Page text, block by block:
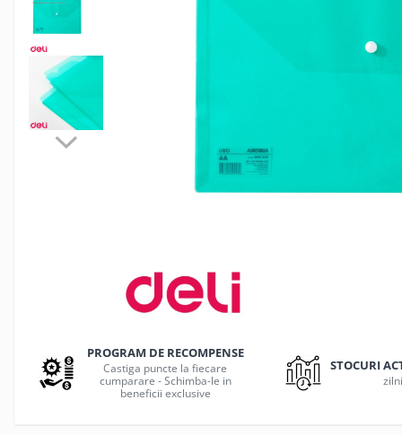
Jocuri de masa
Machiaj temporar si efecte speciale
Seturi si jocuri creative
Articole pentru creatori de
continut
Hub-uri si adaptoare Editare &
Munca mobila
Selfie Stickuri pentru Vlogging &
Nisip kinetic si modelabil
Fashion Items
Gamepad
PROGRAM DE RECOMPENSE
Castiga puncte la fiecare
cumparare - Schimba-le in
beneficii exclusive
STOCURI